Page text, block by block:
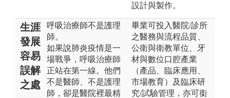
設計與製作。
生涯
發展
容易
誤解
之處
呼吸治療師不是護理
師。
如果說肺炎疫情是一
場戰爭，呼吸治療師
正站在第一線。他們
不是醫師、不是護理
師，卻是醫院裡最精
畢業可投入醫院/診所
之醫務與流程品質、
公衛與衛教單位、牙
材與數位口腔產業
（產品、臨床應用、
市場教育）及臨床研
究/試驗管理，亦可銜